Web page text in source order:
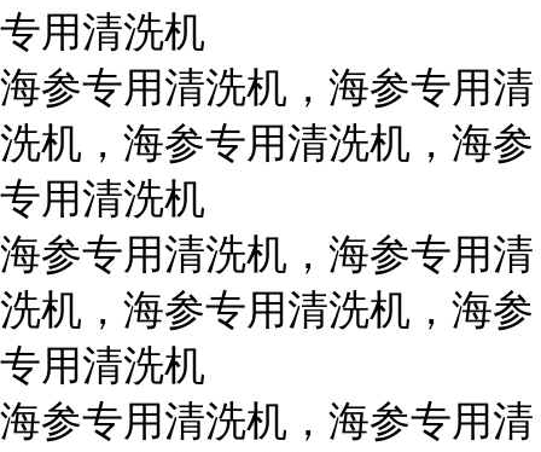
专用清洗机
海参专用清洗机，海参专用清
洗机，海参专用清洗机，海参
专用清洗机
海参专用清洗机，海参专用清
洗机，海参专用清洗机，海参
专用清洗机
海参专用清洗机，海参专用清